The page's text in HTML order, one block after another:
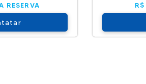
RESERVA